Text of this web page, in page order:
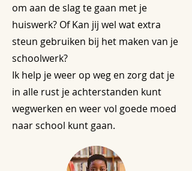
om aan de slag te gaan met je
huiswerk? Of Kan jij wel wat extra
steun gebruiken bij het maken van je
schoolwerk?
Ik help je weer op weg en zorg dat je
in alle rust je achterstanden kunt
wegwerken en weer vol goede moed
naar school kunt gaan.